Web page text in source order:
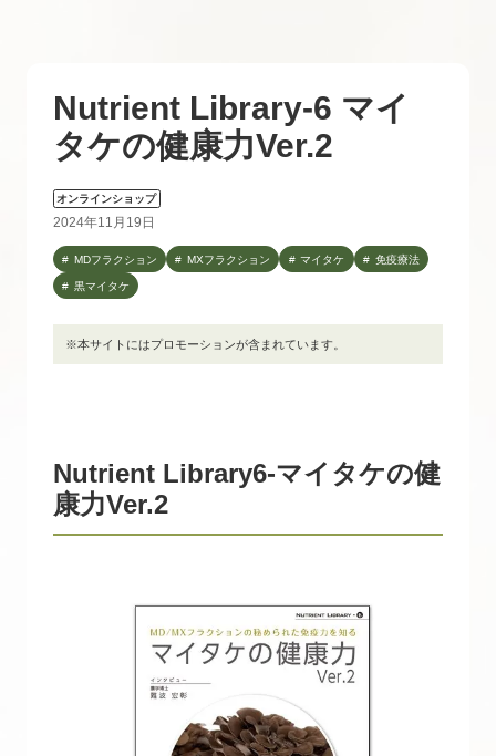
Nutrient Library-6 マイ
タケの健康力Ver.2
オンラインショップ
2024年11月19日
MDフラクション MXフラクション マイタケ 免疫療法
黒マイタケ
※本サイトにはプロモーションが含まれています。
Nutrient Library6-マイタケの健
康力Ver.2